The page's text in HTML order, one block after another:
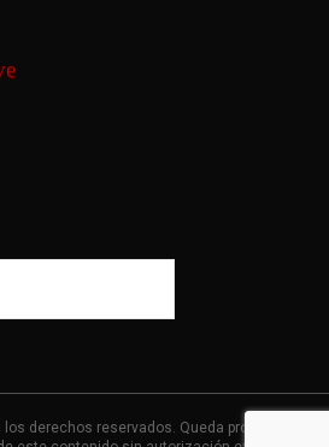
derechos reservados. Queda prohibida la